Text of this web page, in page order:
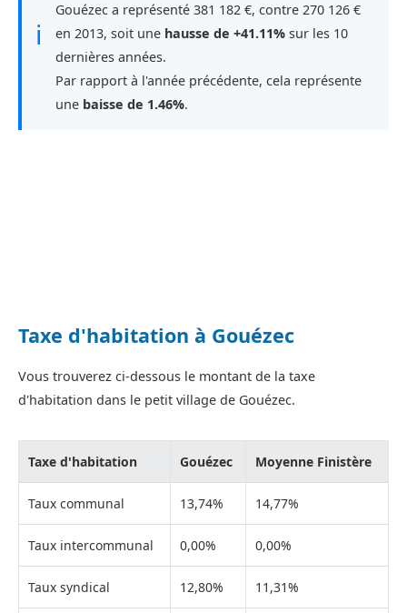
ℹ
Gouézec a représenté 381 182 €, contre 270 126 €
en 2013, soit une hausse de +41.11% sur les 10
dernières années.
Par rapport à l'année précédente, cela représente
une baisse de 1.46%.
Taxe d'habitation à Gouézec
Vous trouverez ci-dessous le montant de la taxe
d'habitation dans le petit village de Gouézec.
Taxe d'habitation Gouézec Moyenne Finistère
Taux communal 13,74% 14,77%
Taux intercommunal 0,00% 0,00%
Taux syndical 12,80% 11,31%